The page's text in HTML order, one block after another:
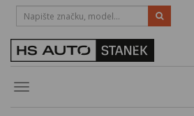
Toggle
HOTLINE:
STRAKONICE-383 335 366